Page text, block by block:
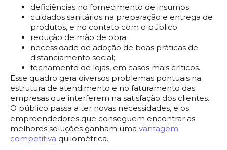
deficiências no fornecimento de insumos;
cuidados sanitários na preparação e entrega de
produtos, e no contato com o público;
redução de mão de obra;
necessidade de adoção de boas práticas de
distanciamento social;
fechamento de lojas, em casos mais críticos.
Esse quadro gera diversos problemas pontuais na
estrutura de atendimento e no faturamento das
empresas que interferem na satisfação dos clientes.
O público passa a ter novas necessidades, e os
empreendedores que conseguem encontrar as
melhores soluções ganham uma vantagem
competitiva quilométrica.